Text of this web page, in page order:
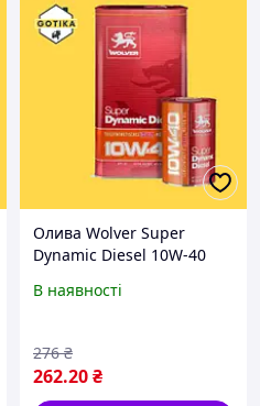
Олива Wolver Super
Dynamic Diesel 10W-40
В наявності
262.20₴
276 ₴